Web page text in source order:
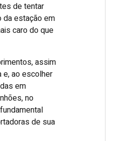
de tentar
da estação em
caro do que
assim
e, ao escolher
em
no
de sua